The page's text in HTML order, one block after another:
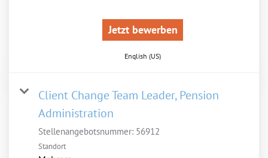
Jetzt bewerben
English (US)
Client Change Team Leader, Pension
Administration
Stellenangebotsnummer: 56912
Standort